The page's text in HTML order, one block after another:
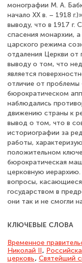
монографии М. А.
начало ХХ в. – 1918
выводу, что в 1917 г.
спасения монархии,
царского режима
отдаления Церкви от
выводу о том, что
является
отличие от проблемы
бюрократическом
наблюдались
движению страны к
вывод о том, что в
историографии за
работы,
положительном
бюрократическая
церковную
вопросы,
государством в
они так и не смогли
КЛЮЧЕВЫЕ СЛОВА
Временное
Николай II,
церковь, Святейший